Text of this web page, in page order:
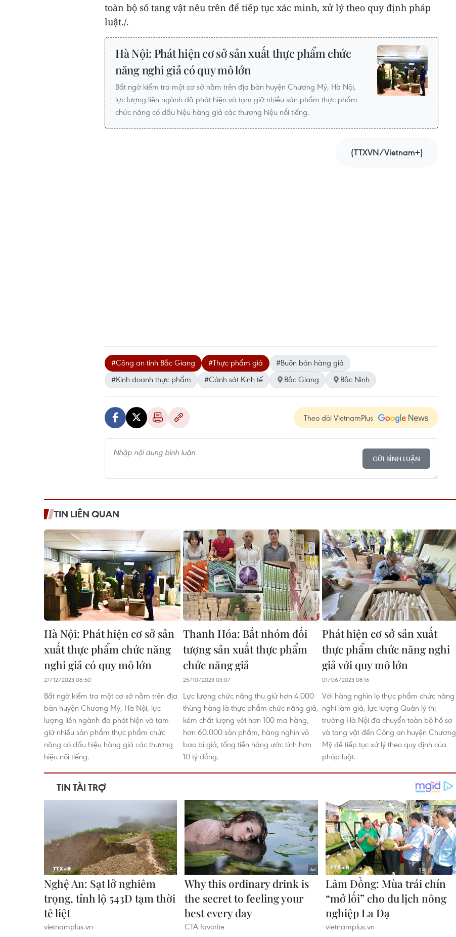
toàn bộ số tang vật nêu trên để tiếp tục xác minh, xử lý theo quy định pháp
luật./.
Hà Nội: Phát hiện cơ sở sản xuất thực phẩm chức
năng nghi giả có quy mô lớn
Bất ngờ kiểm tra một cơ sở nằm trên địa bàn huyện Chương Mỹ, Hà Nội,
lực lượng liên ngành đã phát hiện và tạm giữ nhiều sản phẩm thực phẩm
chức năng có dấu hiệu hàng giả các thương hiệu nổi tiếng.
(TTXVN/Vietnam+)
#Công an tỉnh Bắc Giang #Thực phẩm giả
#Buôn bán hàng giả
#Kinh doanh thực phẩm
#Cảnh sát Kinh tế Bắc Giang Bắc Ninh
Theo dõi VietnamPlus
GỬI BÌNH LUẬN
TIN LIÊN QUAN
Hà Nội: Phát hiện cơ sở sản
xuất thực phẩm chức năng
nghi giả có quy mô lớn
27/12/2023 06:50
Bất ngờ kiểm tra một cơ sở nằm trên địa
bàn huyện Chương Mỹ, Hà Nội, lực
lượng liên ngành đã phát hiện và tạm
giữ nhiều sản phẩm thực phẩm chức
năng có dấu hiệu hàng giả các thương
hiệu nổi tiếng.
Thanh Hóa: Bắt nhóm đối
tượng sản xuất thực phẩm
chức năng giả
25/10/2023 03:07
Lực lượng chức năng thu giữ hơn 4.000
thùng hàng là thực phẩm chức năng giả,
kém chất lượng với hơn 100 mã hàng,
hơn 60.000 sản phẩm, hàng nghìn vỏ
bao bì giả; tổng tiền hàng ước tính hơn
10 tỷ đồng.
Phát hiện cơ sở sản xuất
thực phẩm chức năng nghi
giả với quy mô lớn
01/06/2023 08:16
Với hàng nghìn lọ thực phẩm chức năng
nghi làm giả, lực lượng Quản lý thị
trường Hà Nội đã chuyển toàn bộ hồ sơ
và tang vật đến Công an huyện Chương
Mỹ để tiếp tục xử lý theo quy định của
pháp luật.